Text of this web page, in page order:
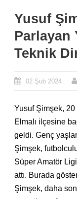
Yusuf
Parlayan
Teknik
02 Şub 2024
Yusuf Şimşek, 20
Elmalı ilçesine
geldi. Genç
Şimşek,
Süper Amatör
attı. Burada
Şimşek, daha